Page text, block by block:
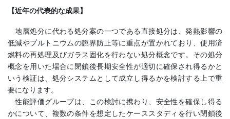
【近年の代表的な成果】
地層処分に代わる処分案の一つである直接処分は、発熱影響の
低減やプルトニウムの臨界防止等に重点が置かれており、使用済
燃料の再処理及びガラス固化を行わない処分概念です。その処分
概念を用いた場合に閉鎖後長期安全性が適切に確保され得るかと
いう検証は、処分システムとして成立し得るかを検討する上で重
要になります。
性能評価グループは、この検討に携わり、安全性を確保し得る
かについて、複数の条件を想定したケーススタディを行い閉鎖後